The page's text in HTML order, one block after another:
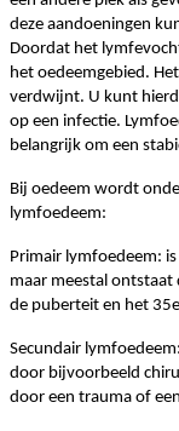
deze aandoeningen
Doordat het
het oedeemgebied.
verdwijnt. U kunt
op een infectie.
belangrijk om een
Bij oedeem wordt
lymfoedeem:
Primair lymfoedeem:
maar meestal
de puberteit en het
Secundair
door bijvoorbeeld
door een trauma of